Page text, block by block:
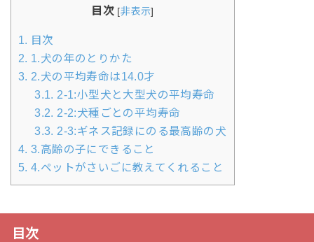
目次 [非表示]
1. 目次
2. 1.犬の年のとりかた
3. 2.犬の平均寿命は14.0才
3.1. 2-1:小型犬と大型犬の平均寿命
3.2. 2-2:犬種ごとの平均寿命
3.3. 2-3:ギネス記録にのる最高齢の犬
4. 3.高齢の子にできること
5. 4.ペットがさいごに教えてくれること
目次